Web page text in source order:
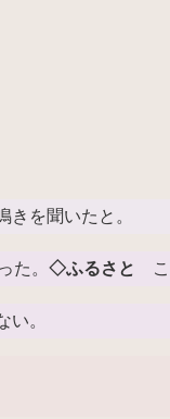
きを聞いたと。
た。 ◇ふるさと こ
い。